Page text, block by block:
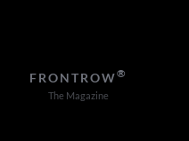
FRONTROW®
The Magazine